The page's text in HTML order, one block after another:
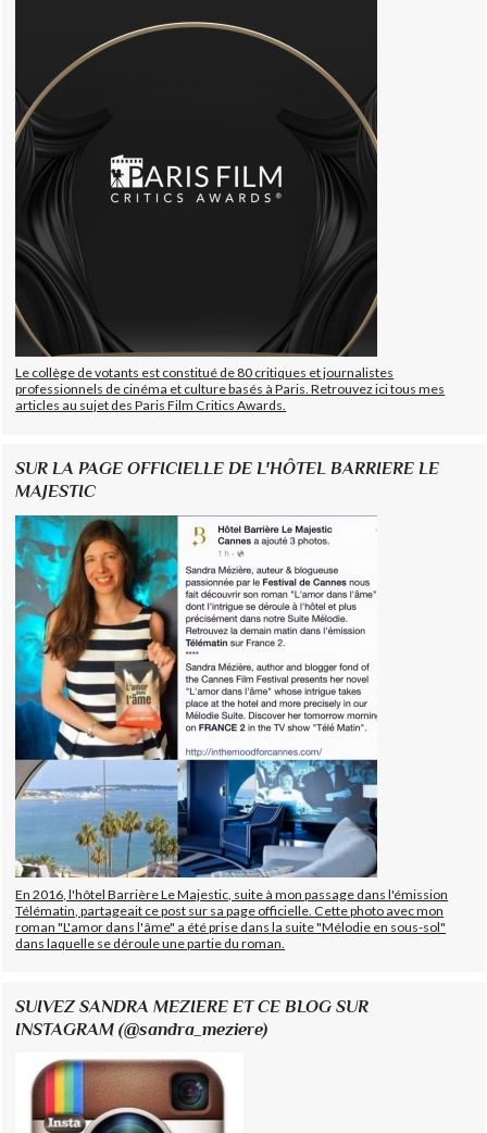
Le collège de votants est constitué de 80 critiques et journalistes
professionnels de cinéma et culture basés à Paris. Retrouvez ici tous mes
articles au sujet des Paris Film Critics Awards.
SUR LA PAGE OFFICIELLE DE L'HÔTEL BARRIERE LE
MAJESTIC
En 2016, l'hôtel Barrière Le Majestic, suite à mon passage dans l'émission
Télématin, partageait ce post sur sa page officielle. Cette photo avec mon
roman "L'amor dans l'âme" a été prise dans la suite "Mélodie en sous-sol"
dans laquelle se déroule une partie du roman.
SUIVEZ SANDRA MEZIERE ET CE BLOG SUR
INSTAGRAM (@sandra_meziere)